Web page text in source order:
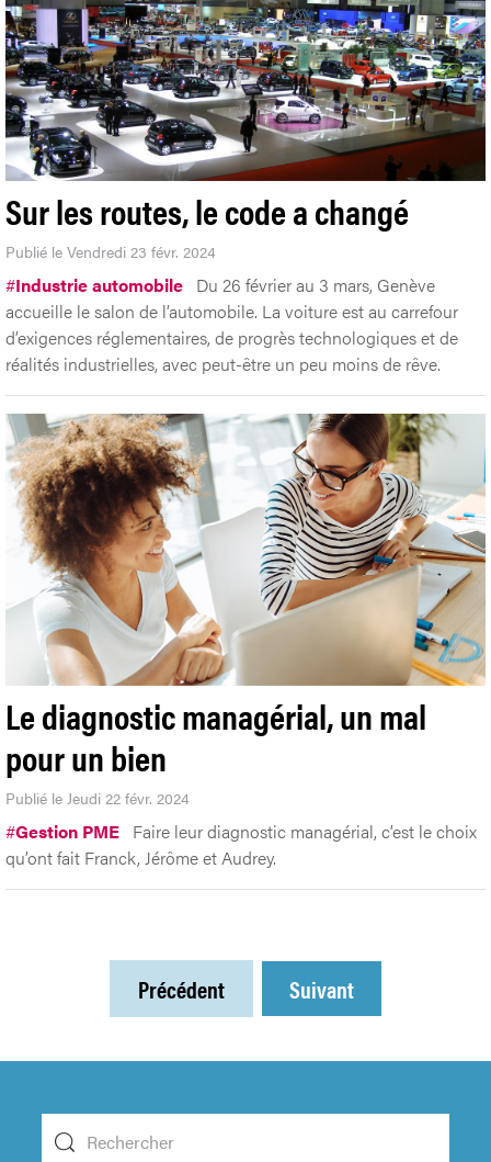
Sur les routes, le code a changé
Publié le Vendredi 23 févr. 2024
#Industrie automobile Du 26 février au 3 mars, Genève
accueille le salon de l’automobile. La voiture est au carrefour
d’exigences réglementaires, de progrès technologiques et de
réalités industrielles, avec peut-être un peu moins de rêve.
Le diagnostic managérial, un mal
pour un bien
Publié le Jeudi 22 févr. 2024
#Gestion PME Faire leur diagnostic managérial, c’est le choix
qu’ont fait Franck, Jérôme et Audrey.
Précédent Suivant